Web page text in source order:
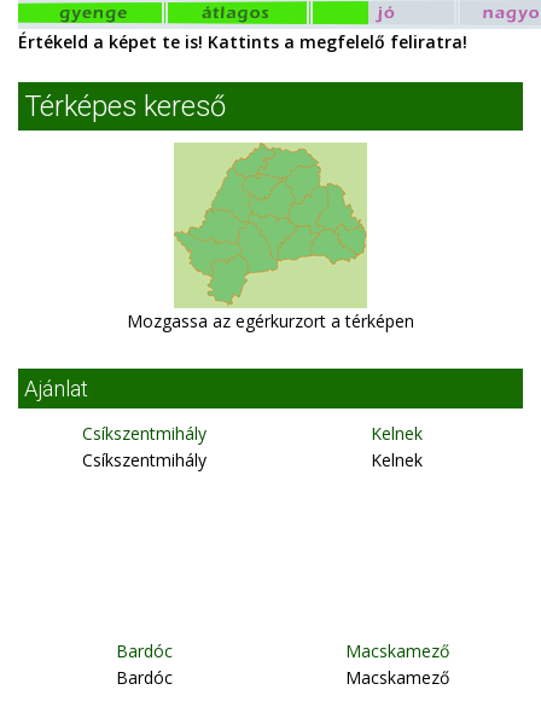
Értékeld a képet te is! Kattints a megfelelő feliratra!
Térképes kereső
Mozgassa az egérkurzort a térképen
Ajánlat
Csíkszentmihály
Csíkszentmihály
Kelnek
Kelnek
Bardóc
Bardóc
Macskamező
Macskamező